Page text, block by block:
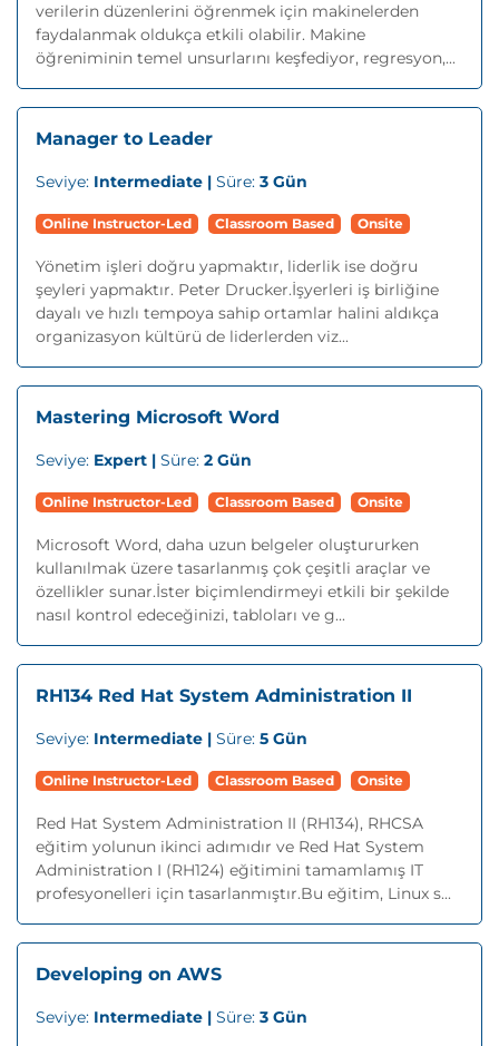
verilerin düzenlerini öğrenmek için makinelerden
faydalanmak oldukça etkili olabilir. Makine
öğreniminin temel unsurlarını keşfediyor, regresyon,...
Manager to Leader
Seviye: Intermediate | Süre: 3 Gün
Online Instructor-Led Classroom Based Onsite
Yönetim işleri doğru yapmaktır, liderlik ise doğru
şeyleri yapmaktır. Peter Drucker.İşyerleri iş birliğine
dayalı ve hızlı tempoya sahip ortamlar halini aldıkça
organizasyon kültürü de liderlerden viz...
Mastering Microsoft Word
Seviye: Expert | Süre: 2 Gün
Online Instructor-Led Classroom Based Onsite
Microsoft Word, daha uzun belgeler oluştururken
kullanılmak üzere tasarlanmış çok çeşitli araçlar ve
özellikler sunar.İster biçimlendirmeyi etkili bir şekilde
nasıl kontrol edeceğinizi, tabloları ve g...
RH134 Red Hat System Administration II
Seviye: Intermediate | Süre: 5 Gün
Online Instructor-Led Classroom Based Onsite
Red Hat System Administration II (RH134), RHCSA
eğitim yolunun ikinci adımıdır ve Red Hat System
Administration I (RH124) eğitimini tamamlamış IT
profesyonelleri için tasarlanmıştır.Bu eğitim, Linux s...
Developing on AWS
Seviye: Intermediate | Süre: 3 Gün